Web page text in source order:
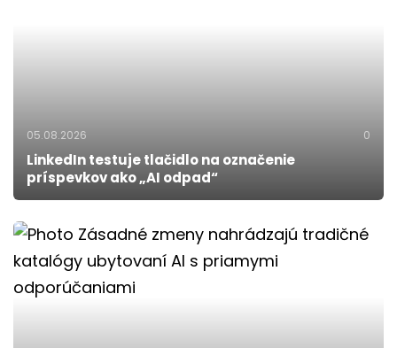
05.08.2026 0
LinkedIn testuje tlačidlo na označenie
príspevkov ako „AI odpad“